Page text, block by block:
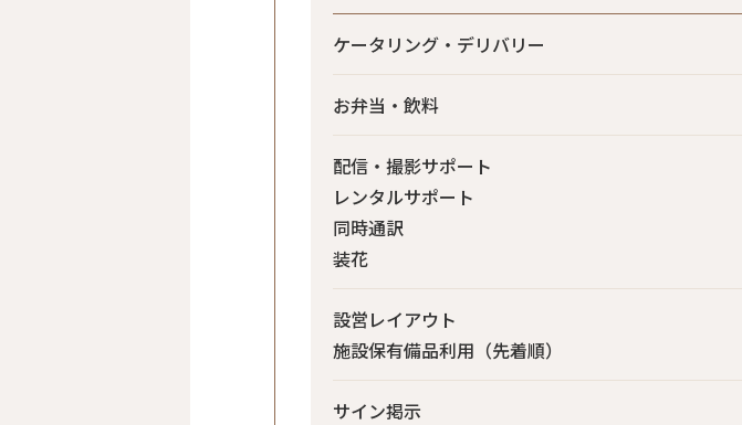
ケータリング・デリバリー
お弁当・飲料
配信・撮影サポート
レンタルサポート
同時通訳
装花
設営レイアウト
施設保有備品利用（先着順）
サイン掲示